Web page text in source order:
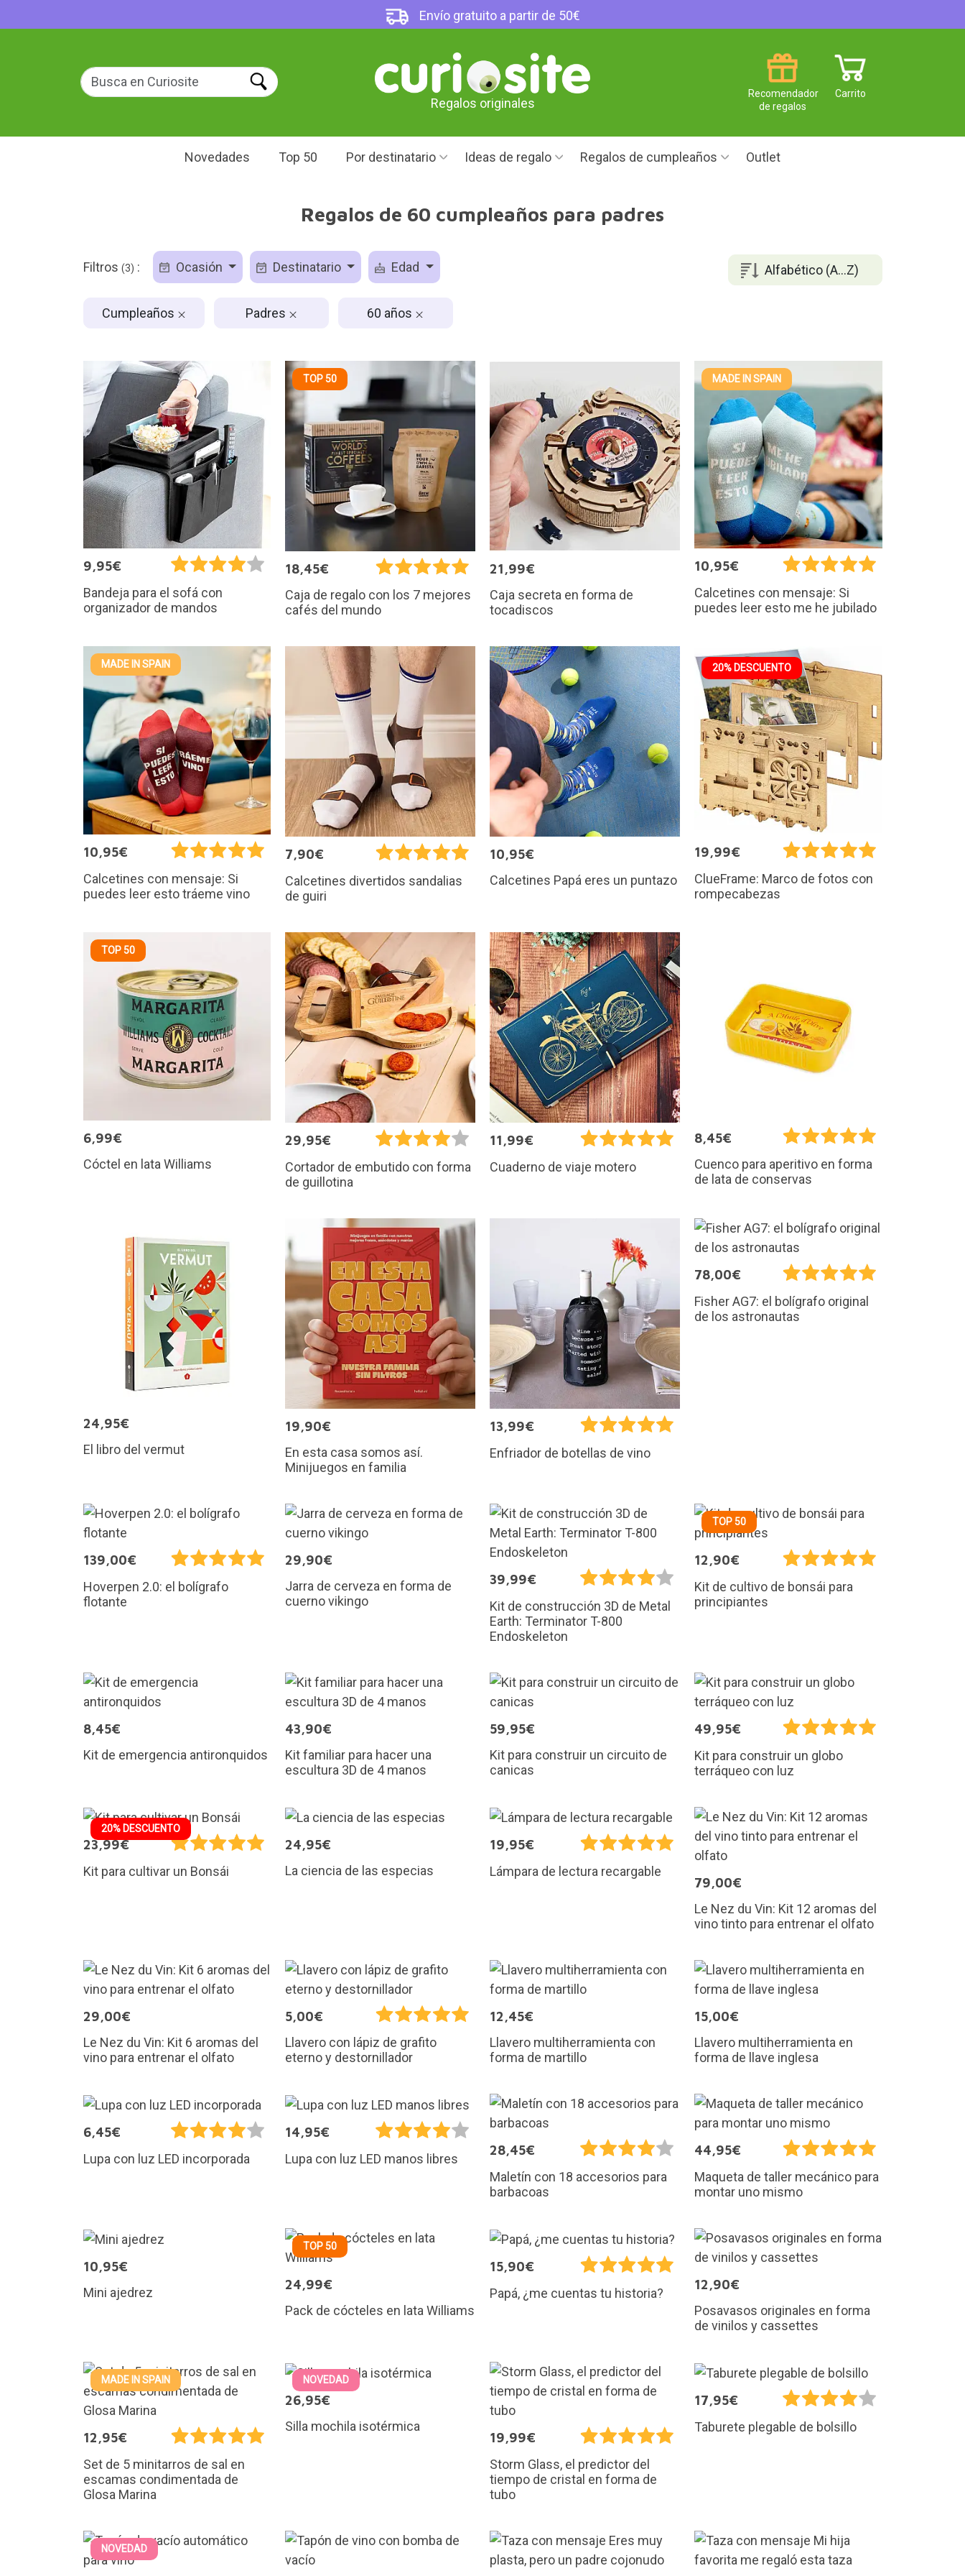
Envío gratuito a partir de 50€
Regalos originales
Carrito
Recomendador
de regalos
Novedades Top 50 Por destinatario Ideas de regalo Regalos de cumpleaños Outlet
Regalos de 60 cumpleaños para padres
Alfabético (A...Z)
Filtros (3) : Ocasión Destinatario Edad
Cumpleaños Padres 60 años
9,95€
Bandeja para el sofá con
organizador de mandos
TOP 50
18,45€
Caja de regalo con los 7 mejores
cafés del mundo
21,99€
Caja secreta en forma de
tocadiscos
MADE IN SPAIN
10,95€
Calcetines con mensaje: Si
puedes leer esto me he jubilado
MADE IN SPAIN
10,95€
Calcetines con mensaje: Si
puedes leer esto tráeme vino
7,90€
Calcetines divertidos sandalias
de guiri
10,95€
Calcetines Papá eres un puntazo
20% DESCUENTO
19,99€
ClueFrame: Marco de fotos con
rompecabezas
TOP 50
6,99€
Cóctel en lata Williams
29,95€
Cortador de embutido con forma
de guillotina
11,99€
Cuaderno de viaje motero
8,45€
Cuenco para aperitivo en forma
de lata de conservas
24,95€
El libro del vermut
19,90€
En esta casa somos así.
Minijuegos en familia
13,99€
Enfriador de botellas de vino
78,00€
Fisher AG7: el bolígrafo original
de los astronautas
139,00€
Hoverpen 2.0: el bolígrafo
flotante
29,90€
Jarra de cerveza en forma de
cuerno vikingo
39,99€
Kit de construcción 3D de Metal
Earth: Terminator T-800
Endoskeleton
TOP 50
12,90€
Kit de cultivo de bonsái para
principiantes
8,45€
Kit de emergencia antironquidos
43,90€
Kit familiar para hacer una
escultura 3D de 4 manos
59,95€
Kit para construir un circuito de
canicas
49,95€
Kit para construir un globo
terráqueo con luz
20% DESCUENTO
23,99€
Kit para cultivar un Bonsái
24,95€
La ciencia de las especias
19,95€
Lámpara de lectura recargable
79,00€
Le Nez du Vin: Kit 12 aromas del
vino tinto para entrenar el olfato
29,00€
Le Nez du Vin: Kit 6 aromas del
vino para entrenar el olfato
5,00€
Llavero con lápiz de grafito
eterno y destornillador
12,45€
Llavero multiherramienta con
forma de martillo
15,00€
Llavero multiherramienta en
forma de llave inglesa
6,45€
Lupa con luz LED incorporada
14,95€
Lupa con luz LED manos libres
28,45€
Maletín con 18 accesorios para
barbacoas
44,95€
Maqueta de taller mecánico para
montar uno mismo
10,95€
Mini ajedrez
TOP 50
24,99€
Pack de cócteles en lata Williams
15,90€
Papá, ¿me cuentas tu historia?
12,90€
Posavasos originales en forma
de vinilos y cassettes
MADE IN SPAIN
12,95€
Set de 5 minitarros de sal en
escamas condimentada de
Glosa Marina
NOVEDAD
26,95€
Silla mochila isotérmica
19,99€
Storm Glass, el predictor del
tiempo de cristal en forma de
tubo
17,95€
Taburete plegable de bolsillo
NOVEDAD